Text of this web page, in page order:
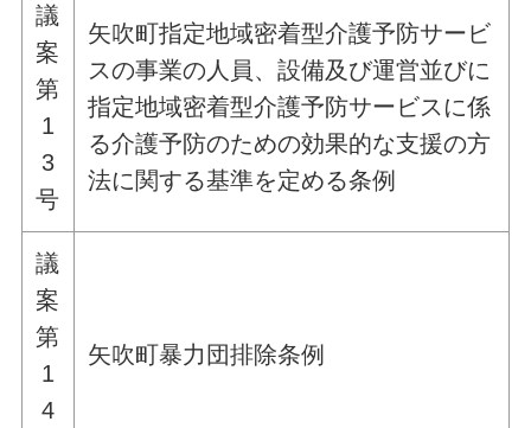
議
案
第
1
3
号
矢吹町指定地域密着型介護予防サービ
スの事業の人員、設備及び運営並びに
指定地域密着型介護予防サービスに係
る介護予防のための効果的な支援の方
法に関する基準を定める条例
議
案
第
1
4
矢吹町暴力団排除条例